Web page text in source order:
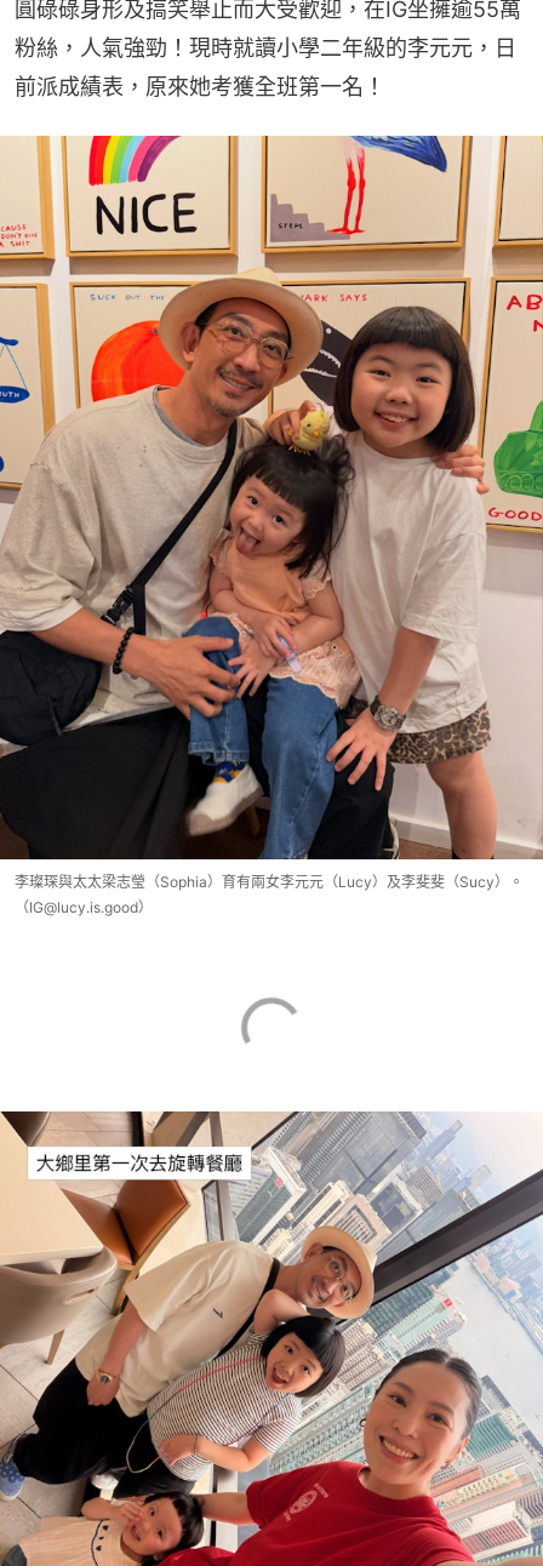
圓碌碌身形及搞笑舉止而大受歡迎，在IG坐擁逾55萬
粉絲，人氣強勁！現時就讀小學二年級的李元元，日
前派成績表，原來她考獲全班第一名！
李璨琛與太太梁志瑩（Sophia）育有兩女李元元（Lucy）及李斐斐（Sucy）。
（IG@lucy.is.good）